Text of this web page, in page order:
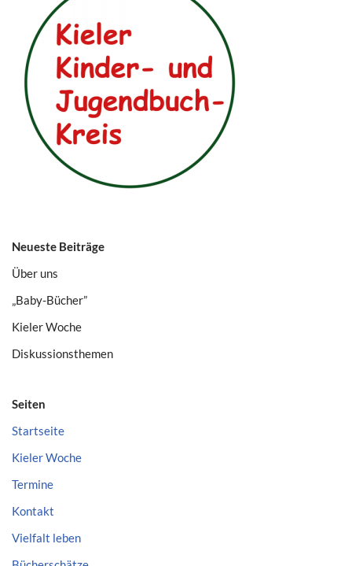
Neueste Beiträge
Über uns
„Baby-Bücher”
Kieler Woche
Diskussionsthemen
Seiten
Startseite
Kieler Woche
Termine
Kontakt
Vielfalt leben